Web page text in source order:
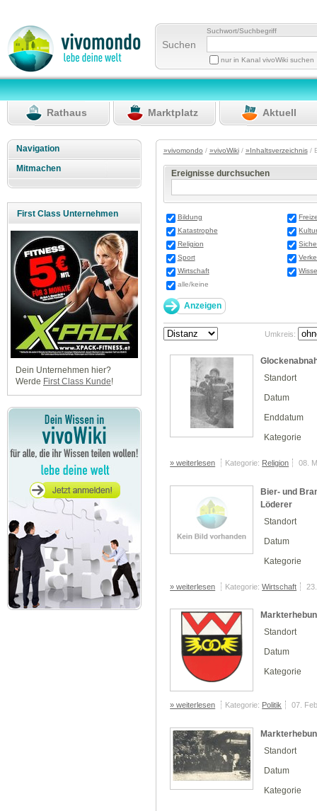
Suchen
Suchwort/Suchbegriff
nur in Kanal vivoWiki suchen
Rathaus Marktplatz Aktuell
Navigation
Mitmachen
First Class Unternehmen
Dein Unternehmen hier?
Werde First Class Kunde!
»vivomondo / »vivoWiki/ »Inhaltsverzeichnis/
Ereignisse durchsuchen
Bildung
Katastrophe
Religion
Sport
Wirtschaft
alle/keine
Umkreis:
Standort
Datum
Enddatum
Kategorie
» weiterlesen Kategorie: Religion 08.
Bier- und
Löderer
Standort
Datum
Kategorie
» weiterlesen Kategorie:Wirtschaft
Standort
Datum
Kategorie
» weiterlesen Kategorie: Politik 07.
Standort
Datum
Kategorie